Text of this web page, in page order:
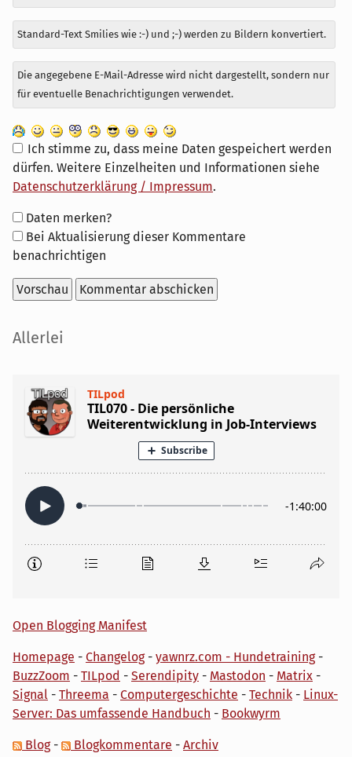
Standard-Text Smilies wie :-) und ;-) werden zu Bildern konvertiert.
Die angegebene E-Mail-Adresse wird nicht dargestellt, sondern nur
für eventuelle Benachrichtigungen verwendet.
Ich stimme zu, dass meine Daten gespeichert werden
dürfen. Weitere Einzelheiten und Informationen siehe
Datenschutzerklärung / Impressum.
Formular-
Optionen
Daten merken?
Bei Aktualisierung dieser Kommentare
benachrichtigen
Seitenleiste
Allerlei
Open Blogging Manifest
Homepage - Changelog- yawnrz.com - Hundetraining-
BuzzZoom - TILpod - Serendipity - Mastodon - Matrix -
Signal - Threema - Computergeschichte - Technik - Linux-
Server: Das umfassende Handbuch - Bookwyrm
Blog- Blogkommentare - Archiv